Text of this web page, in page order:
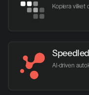
Kopiera vilket
AI-driven